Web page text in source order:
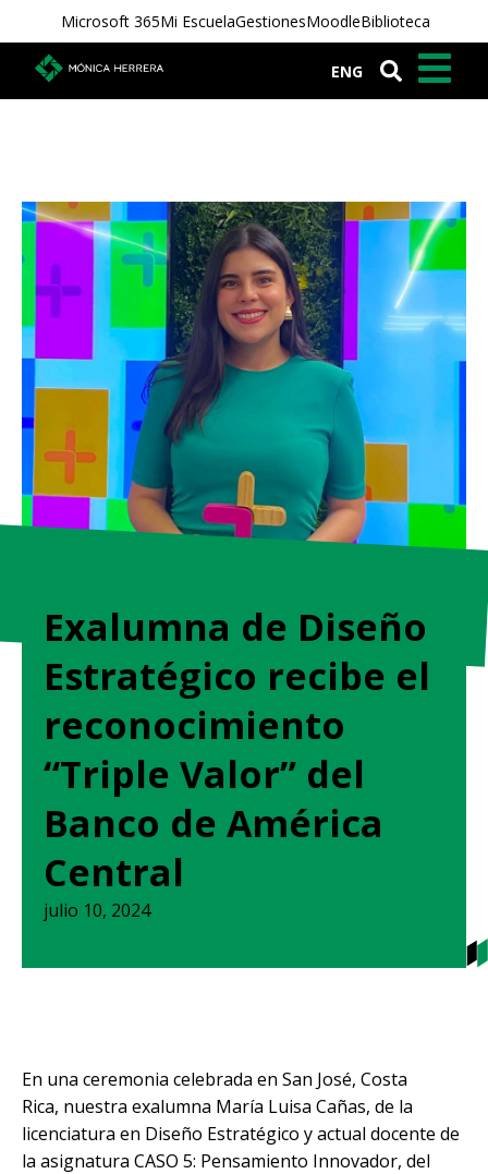
Microsoft 365Mi EscuelaGestionesMoodleBiblioteca
ENG
Exalumna de Diseño
Estratégico recibe el
reconocimiento
“Triple Valor” del
Banco de América
Central
julio 10, 2024
En una ceremonia celebrada en San José, Costa
Rica, nuestra exalumna María Luisa Cañas, de la
licenciatura en Diseño Estratégico y actual docente de
la asignatura CASO 5: Pensamiento Innovador, del